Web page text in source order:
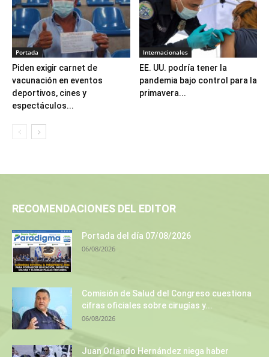
Portada
Piden exigir carnet de
vacunación en eventos
deportivos, cines y
espectáculos...
Internacionales
EE. UU. podría tener la
pandemia bajo control para la
primavera...
RECOMENDACIONES DEL EDITOR
Portada del día 07/08/2026
06/08/2026
Comisión de Salud del Congreso cuestiona
cifras oficiales sobre cirugías y...
06/08/2026
Juan Orlando Hernández niega haber